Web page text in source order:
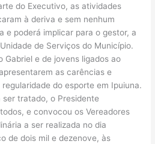
do Executivo, as atividades
à deriva e sem nenhum
e poderá implicar para o gestor, a
de Serviços do Município.
Gabriel e de jovens ligados ao
as carências e
do esporte em Ipuiuna.
ser tratado, o Presidente
e convocou os Vereadores
a ser realizada no dia
de dois mil e dezenove, às